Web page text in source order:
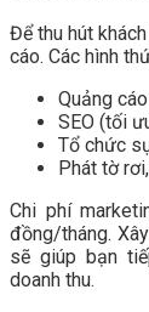
Để thu hút
cáo. Các hình
Quảng
SEO (tối
Tổ chức
Phát tờ
Chi phí
đồng/tháng.
sẽ giúp bạn
doanh thu.